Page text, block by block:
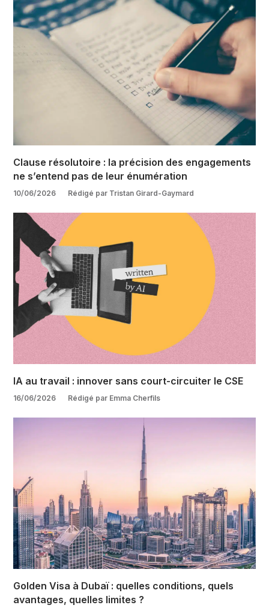
Golden Visa à Dubaï : quelles conditions, quels
avantages, quelles limites ?
IA au travail : innover sans court-circuiter le CSE
16/06/2026 Rédigé par Emma Cherfils
Clause résolutoire : la précision des engagements
ne s’entend pas de leur énumération
10/06/2026 Rédigé par Tristan Girard-Gaymard